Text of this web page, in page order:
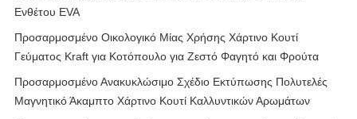
Ενθέτου EVA
Προσαρμοσμένο Οικολογικό Μίας Χρήσης Χάρτινο Κουτί
Γεύματος Kraft για Κοτόπουλο για Ζεστό Φαγητό και Φρούτα
Προσαρμοσμένο Ανακυκλώσιμο Σχέδιο Εκτύπωσης Πολυτελές
Μαγνητικό Άκαμπτο Χάρτινο Κουτί Καλλυντικών Αρωμάτων